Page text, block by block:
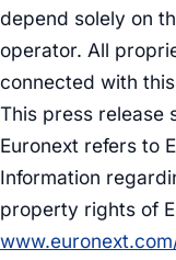
depend solely on
operator. All
connected with
This press release
Euronext refers to
Information
property rights of